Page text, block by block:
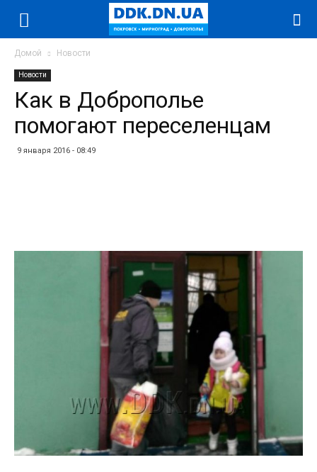
Домой Новости
Новости
Как в Доброполье
помогают переселенцам
9 января 2016 - 08:49